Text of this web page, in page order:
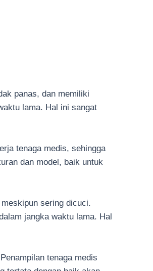
panas, dan memiliki
lama. Hal ini sangat
tenaga medis, sehingga
dan model, baik untuk
sering dicuci.
jangka waktu lama. Hal
tenaga medis